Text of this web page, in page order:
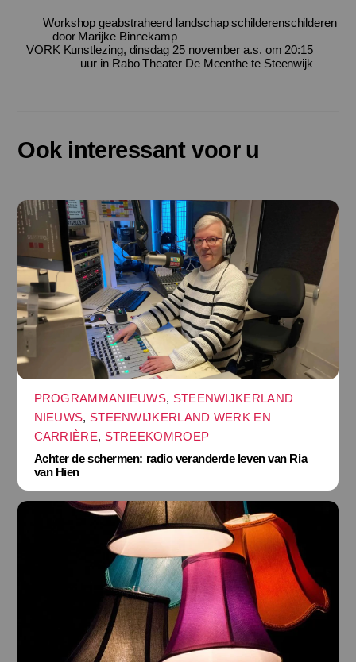
Workshop geabstraheerd landschap schilderenschilderen
– door Marijke Binnekamp
VORK Kunstlezing, dinsdag 25 november a.s. om 20:15
uur in Rabo Theater De Meenthe te Steenwijk
Ook interessant voor u
PROGRAMMANIEUWS, STEENWIJKERLAND
NIEUWS, STEENWIJKERLAND WERK EN
CARRIÈRE, STREEKOMROEP
Achter de schermen: radio veranderde leven van Ria
van Hien